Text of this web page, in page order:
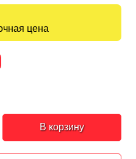
цена
В корзину